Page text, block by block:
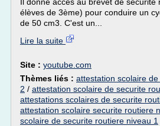
élèves de 3ème) pour conduire un
de 50 cm3. C'est un...
Lire la suite
Site : youtube.com
Thèmes liés : attestation scolaire
2 / attestation scolaire de securite
attestations scolaires de securite
attestation scolaire securite routiere
scolaire de securite routiere niveau 1